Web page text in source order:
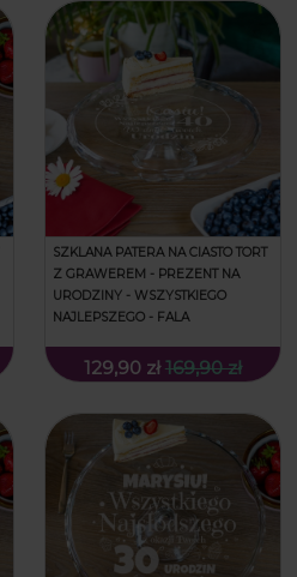
SZKLANA PATERA NA CIASTO TORT
Z GRAWEREM - PREZENT NA
URODZINY - WSZYSTKIEGO
NAJLEPSZEGO - FALA
129,90 zł 169,90 zł